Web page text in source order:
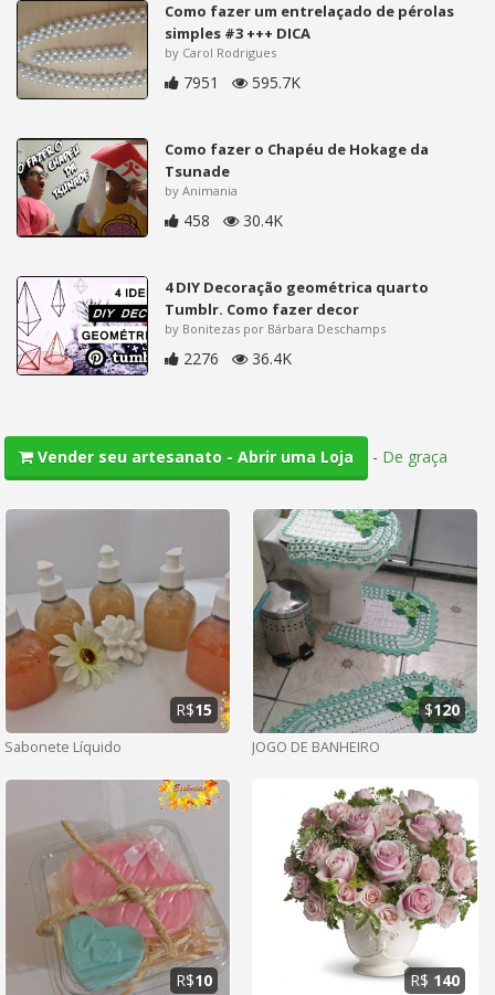
Como fazer um entrelaçado de pérolas
simples #3 +++ DICA
by Carol Rodrigues
7951 595.7K
Como fazer o Chapéu de Hokage da
Tsunade
by Animania
458 30.4K
4 DIY Decoração geométrica quarto
Tumblr. Como fazer decor
by Bonitezas por Bárbara Deschamps
2276 36.4K
Vender seu artesanato - Abrir uma Loja - De graça
Sabonete Líquido
R$15
JOGO DE BANHEIRO
$120
R$10 R$ 140